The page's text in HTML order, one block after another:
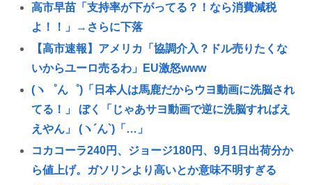
高市早苗「支持率が下がってる？！なら消費減税
よ！！」→さらに下落
【高市速報】アメリカ「協調介入？ドル売りたくな
いからユーロ売るわ」EU激怒www
(ヽ゜ん゜)「日本人は馬鹿だからウヨ動画に洗脳され
てる！」 ぼく「じゃあサヨ動画で逆に洗脳すればえ
えやん」 (ヽ´ん`)「…」
コカコーラ240円、ジョージ180円、9月1日出荷分か
ら値上げ。ガソリンより高いとか意味不明すぎる